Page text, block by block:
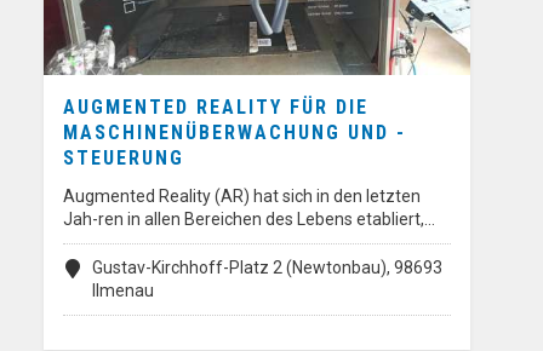
AUGMENTED REALITY FÜR DIE
MASCHINENÜBERWACHUNG UND -
STEUERUNG
Augmented Reality (AR) hat sich in den letzten
Jah-ren in allen Bereichen des Lebens etabliert,…
Gustav-Kirchhoff-Platz 2 (Newtonbau), 98693
Ilmenau